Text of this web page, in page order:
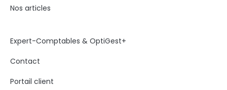
Nos articles
Expert-Comptables & OptiGest+
Contact
Portail client